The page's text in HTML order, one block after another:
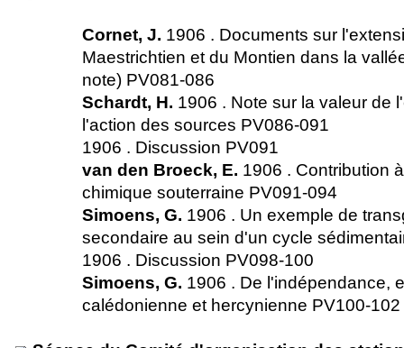
Cornet, J. 1906 . Documents sur
Maestrichtien et du Montien dans la
note) PV081-086
Schardt, H. 1906 . Note sur la valeur de
l'action des sources PV086-091
1906 . Discussion PV091
van den Broeck, E. 1906 . Contribution
chimique souterraine PV091-094
Simoens, G. 1906 . Un exemple de
secondaire au sein d'un cycle
1906 . Discussion PV098-100
Simoens, G. 1906 . De l'indépendance,
calédonienne et hercynienne PV100-